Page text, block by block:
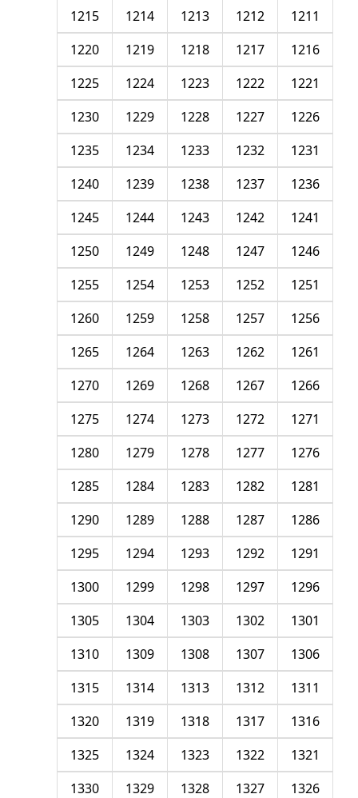
1211
1212
1213
1214
1215
1216
1217
1218
1219
1220
1221
1222
1223
1224
1225
1226
1227
1228
1229
1230
1231
1232
1233
1234
1235
1236
1237
1238
1239
1240
1241
1242
1243
1244
1245
1246
1247
1248
1249
1250
1251
1252
1253
1254
1255
1256
1257
1258
1259
1260
1261
1262
1263
1264
1265
1266
1267
1268
1269
1270
1271
1272
1273
1274
1275
1276
1277
1278
1279
1280
1281
1282
1283
1284
1285
1286
1287
1288
1289
1290
1291
1292
1293
1294
1295
1296
1297
1298
1299
1300
1301
1302
1303
1304
1305
1306
1307
1308
1309
1310
1311
1312
1313
1314
1315
1316
1317
1318
1319
1320
1321
1322
1323
1324
1325
1326
1327
1328
1329
1330